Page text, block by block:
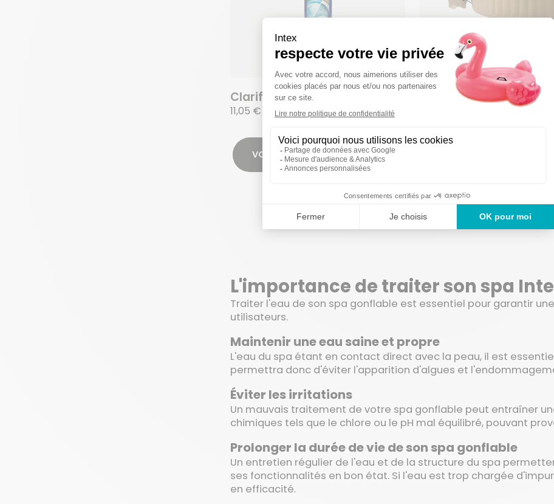
Clarifiant liquide 0,5L
11,05 €
VOIR EN DÉTAIL
Kit de stérilisation
Olive et Blue Navy
1 2 Suivant
L'importance de traiter son spa
Traiter l'eau de son spa gonflable est essentiel pour garantir
utilisateurs.
Maintenir une eau saine et propre
L'eau du spa étant en contact direct avec la peau, il est
permettra donc d'éviter l'apparition d'algues et
Éviter les irritations
Un mauvais traitement de votre spa gonflable peut entraîner
chimiques tels que le chlore ou le pH mal équilibré, pouvant
Prolonger la durée de vie de son spa gonflable
Un entretien régulier de l'eau et de la structure du spa
ses fonctionnalités en bon état. Si l'eau est trop chargée
en efficacité.